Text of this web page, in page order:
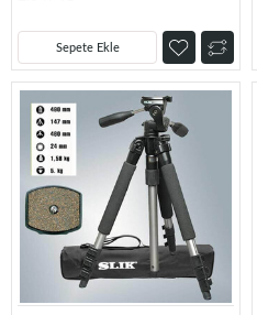
Sepete Ekle